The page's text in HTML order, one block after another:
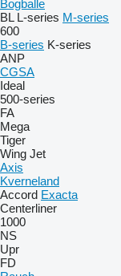
Bogballe
BL L-series M-series
600
B-series K-series
ANP
CGSA
Ideal
500-series
FA
Mega
Tiger
Wing Jet
Axis
Kverneland
Accord Exacta
Centerliner
1000
NS
Upr
FD